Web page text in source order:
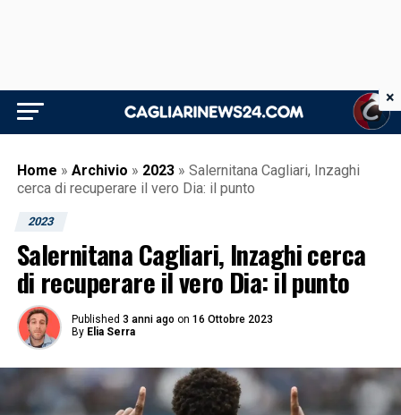
Home » Archivio » 2023 » Salernitana Cagliari, Inzaghi
cerca di recuperare il vero Dia: il punto
2023
Salernitana Cagliari, Inzaghi cerca
di recuperare il vero Dia: il punto
Published 3 anni ago on 16 Ottobre 2023
By Elia Serra
×